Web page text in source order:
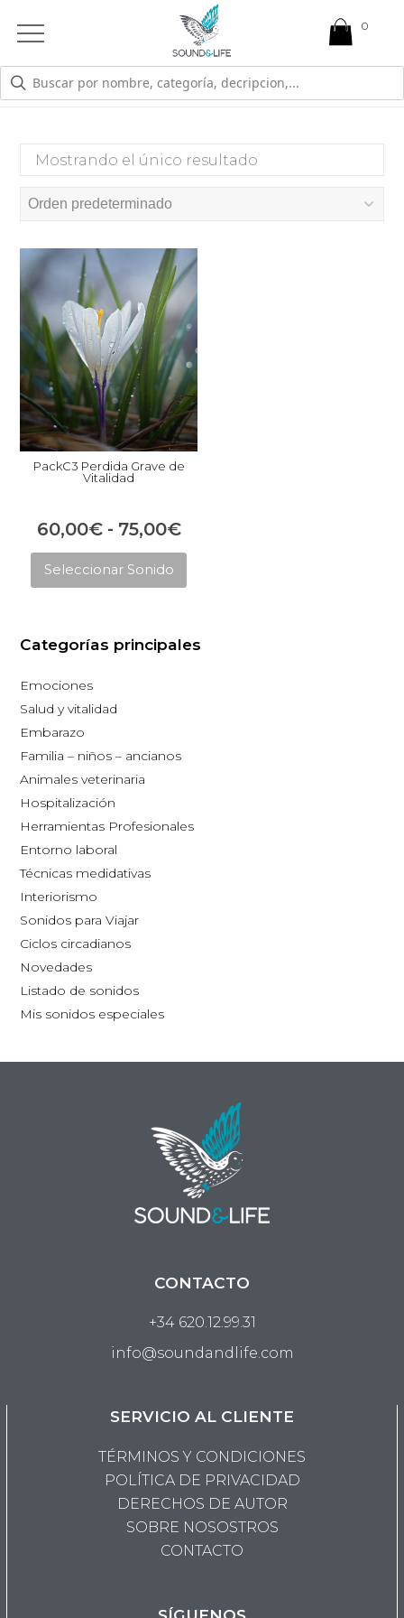
Open
Menu
ALTO RENDIMIENTO
Mostrando el único resultado
PackC3 Perdida Grave de
Vitalidad
60,00€ - 75,00€Rango
de
precios:
60,00€
Seleccionar Sonido
Este
variantes.
página
Categorías principales
Emociones
Salud y vitalidad
Embarazo
Familia – niños – ancianos
Animales veterinaria
Hospitalización
Herramientas Profesionales
Entorno laboral
Técnicas medidativas
Interiorismo
Sonidos para Viajar
Ciclos circadianos
Novedades
Listado de sonidos
Mis sonidos especiales
CONTACTO
+34 620.12.99.31
info@soundandlife.com
SERVICIO AL CLIENTE
TÉRMINOS Y CONDICIONES
POLÍTICA DE PRIVACIDAD
DERECHOS DE AUTOR
SOBRE NOSOSTROS
CONTACTO
0